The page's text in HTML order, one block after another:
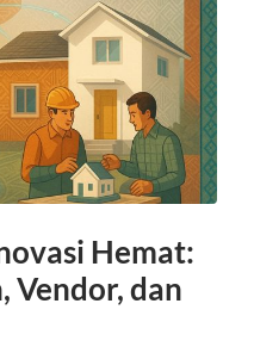
Hemat:
Vendor, dan